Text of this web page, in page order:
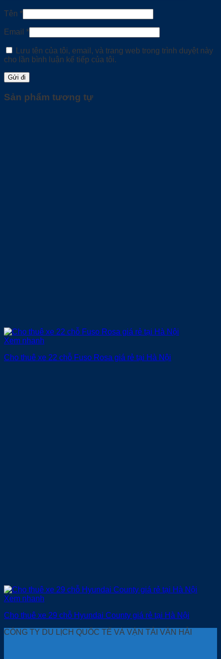
Tên *
Email *
Lưu tên của tôi, email, và trang web trong trình duyệt này
cho lần bình luận kế tiếp của tôi.
Sản phẩm tương tự
Xem nhanh
Cho thuê xe 22 chỗ Fuso Rosa giá rẻ tại Hà Nội
Xem nhanh
Cho thuê xe 29 chỗ Hyundai County giá rẻ tại Hà Nội
CÔNG TY DU LỊCH QUỐC TẾ VÀ VẬN TẢI VÂN HẢI